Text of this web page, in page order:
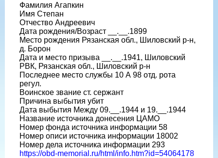
Фамилия Агапкин
Имя Степан
Отчество Андреевич
Дата рождения/Возраст __.__.1899
Место рождения Рязанская обл., Шиловский р-н,
д. Борон
Дата и место призыва __.__.1941, Шиловский
РВК, Рязанская обл., Шиловский р-н
Последнее место службы 10 А 98 отд. рота
регул.
Воинское звание ст. сержант
Причина выбытия убит
Дата выбытия Между 09.__.1944 и 19.__.1944
Название источника донесения ЦАМО
Номер фонда источника информации 58
Номер описи источника информации 18002
Номер дела источника информации 293
https://obd-memorial.ru/html/info.htm?id=54064178